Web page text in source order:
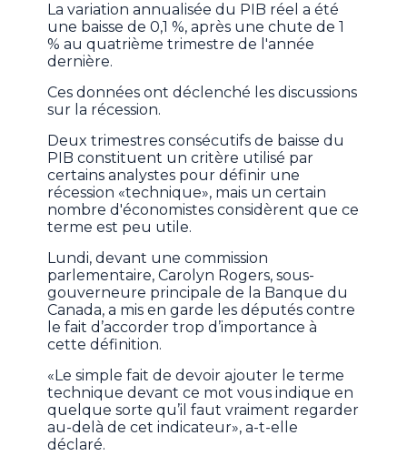
La variation annualisée du PIB réel a été
une baisse de 0,1 %, après une chute de 1
% au quatrième trimestre de l'année
dernière.
Ces données ont déclenché les discussions
sur la récession.
Deux trimestres consécutifs de baisse du
PIB constituent un critère utilisé par
certains analystes pour définir une
récession «technique», mais un certain
nombre d'économistes considèrent que ce
terme est peu utile.
Lundi, devant une commission
parlementaire, Carolyn Rogers, sous-
gouverneure principale de la Banque du
Canada, a mis en garde les députés contre
le fait d’accorder trop d’importance à
cette définition.
«Le simple fait de devoir ajouter le terme
technique devant ce mot vous indique en
quelque sorte qu’il faut vraiment regarder
au-delà de cet indicateur», a-t-elle
déclaré.